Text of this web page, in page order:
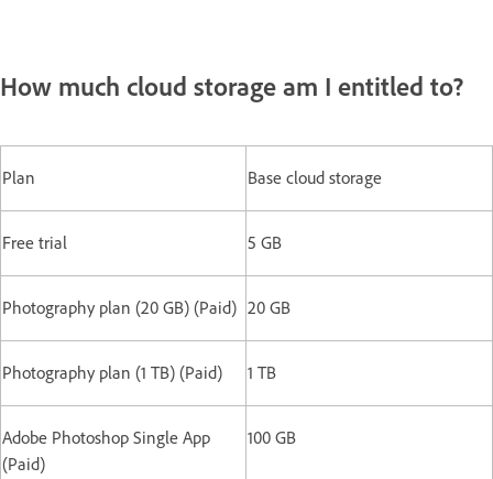
How much cloud storage am I entitled to?
Plan Base cloud storage
Free trial 5 GB
Photography plan (20 GB) (Paid) 20 GB
Photography plan (1 TB) (Paid) 1 TB
Adobe Photoshop Single App
(Paid)
100 GB